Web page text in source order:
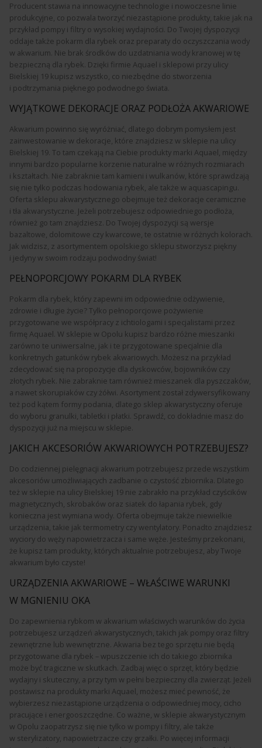
Producent stawia na innowacyjne technologie i nowoczesne linie
produkcyjne, co pozwala tworzyć niezastąpione produkty, takie jak na
przykład pompy i filtry o wysokiej wydajności. Do Twojej dyspozycji
oddaje także pokarm dla rybek oraz preparaty do oczyszczania wody
w akwarium. Nie brak środków do uzdatniania wody kranowej w tę
bezpieczną dla rybek. Dzięki firmie Aquael i sklepowi przy ulicy
Bielskiej 19 kupisz wszystko, co niezbędne do stworzenia
i podtrzymania pięknego podwodnego świata.
WYJĄTKOWE DEKORACJE ORAZ PODŁOŻA AKWARIOWE
Akwarium powinno się wyróżniać, dlatego dobrym pomysłem jest
zainwestowanie w dekoracje, które znajdziesz w sklepie na ulicy
Bielskiej 19. To tam czekają na Ciebie produkty marki Aquael, między
innymi bardzo popularne korzenie naturalne w różnych rozmiarach
i kształtach. Nie zabraknie tam kamieni i wulkanów, które sprawdzają
się nie tylko podczas hodowania rybek, ale także w aquascapingu.
Oferta sklepu akwarystycznego obejmuje też dekoracje ceramiczne
i tła akwarystyczne. Jeżeli potrzebujesz odpowiedniego podłoża,
również go tam znajdziesz. Do Twojej dyspozycji są wersje
bazaltowe, dolomitowe czy kwarcowe, te ostatnie w różnych kolorach.
Jak widzisz, z asortymentem opolskiego sklepu stworzysz piękny
i jedyny w swoim rodzaju podwodny świat!
PEŁNOPORCJOWY POKARM DLA RYBEK
Pokarm dla rybek, który zapewni im odpowiednie odżywienie,
zdrowie i długie życie? Tylko pełnoporcjowe pożywienie
przygotowane we współpracy z ichtiologami i specjalistami przez
firmę Aquael. W sklepie w Opolu kupisz bardzo różne mieszanki
zarówno te uniwersalne, jak i te przygotowane specjalnie dla
konkretnych gatunków rybek akwariowych. Możesz na przykład
zdecydować się na propozycje dla dyskowców, bojowników czy
złotych rybek. Nie zabraknie tam również mieszanek dla pyszczaków,
a nawet skorupiaków czy żółwi. Asortyment został zdywersyfikowany
też pod kątem formy podania, dlatego sklep akwarystyczny oferuje
do wyboru granulki, tabletki i płatki. Sprawdź, co dokładnie masz do
dyspozycji już na miejscu w sklepie.
JAKICH AKCESORIÓW AKWARIOWYCH POTRZEBUJESZ?
Do codziennej pielęgnacji akwarium potrzebujesz przede wszystkim
akcesoriów umożliwiających zadbanie o czystość zbiornika. Dlatego
też w sklepie na ulicy Bielskiej 19 nie zabrakło na przykład czyścików
magnetycznych, skrobaków oraz siatek do łapania rybek, gdy
konieczna jest wymiana wody. Oferta obejmuje także niewielkie
urządzenia, takie jak termometry czy wentylatory. Ponadto znajdziesz
wyciory do węży napowietrzacza i same węże. Jesteśmy przekonani,
że kupisz tam produkty, których aktualnie potrzebujesz, aby Twoje
akwarium było czyste!
URZĄDZENIA AKWARIOWE – WŁAŚCIWE WARUNKI
W MGNIENIU OKA
Do zapewnienia rybkom w akwarium właściwych warunków do życia
potrzebujesz urządzeń akwarystycznych, takich jak pompy oraz filtry
zewnętrzne lub wewnętrzne. Akwaria bez tego sprzętu nie będą
przygotowane dla rybek – wpuszczenie ich do takiego zbiornika
może być tragiczne w skutkach. Zadbaj więc o sprzęt, który będzie
wydajny i skuteczny, a przy tym w pełni bezpieczny dla zwierząt. Jeżeli
postawisz na produkty marki Aquael, możesz mieć pewność, że
wybierzesz niezastąpione urządzenia o odpowiedniej mocy, cicho
pracujące i energooszczędne. Co ważne, w sklepie akwarystycznym
w Opolu zaopatrzysz się nie tylko w pompy i filtry, ale także
w sterylizatory, napowietrzacze czy grzałki. Po więcej informacji